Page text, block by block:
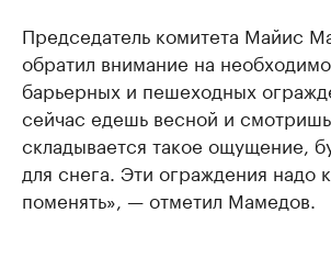
Председатель комитета Майис
обратил внимание на
барьерных и пешеходных
сейчас едешь весной и смотришь
складывается такое ощущение,
для снега. Эти ограждения надо
поменять», — отметил Мамедов.